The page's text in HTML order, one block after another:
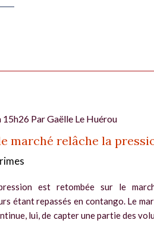
15h26 ParGaëlle Le Huérou
marché relâche la
est retombée sur le
étant repassés en contango. Le
lui, de capter une partie des